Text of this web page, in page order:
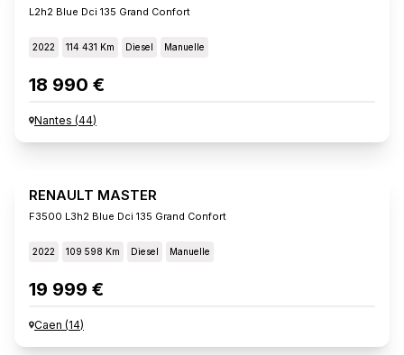
L2h2 Blue Dci 135 Grand Confort
2022 114 431 Km Diesel Manuelle
18 990 €
Nantes (44)
RENAULT MASTER
F3500 L3h2 Blue Dci 135 Grand Confort
2022 109 598 Km Diesel Manuelle
19 999 €
Caen (14)